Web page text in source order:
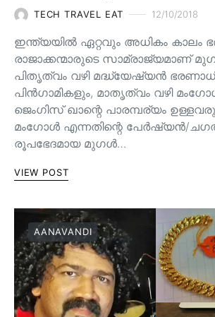
TECH TRAVEL EAT 12/10/2018
ഇന്ത്യയിൽ ഏറ്റവും അധികം കാലം
രാജാക്കന്മാരുടെ സാമ്രാജ്യമാണ്
പിതൃത്വം വഴി മദ്ധ്യേഷ്യൻ
പിൻ‌ഗാമികളും, മാതൃത്വം വഴി
ജെംഗിസ് ഖാന്റെ പാരമ്പര്യം
മംഗോൾ എന്നതിന്റെ പേർഷ്യൻ/
രൂപഭേദമായ മുഗൾ…
VIEW POST
AANAVANDI